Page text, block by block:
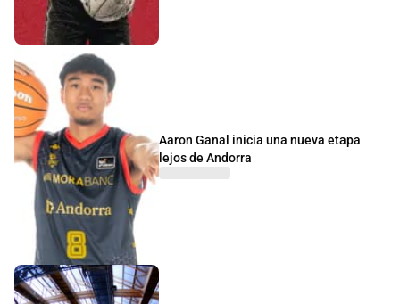
Aaron Ganal inicia una nueva etapa
lejos de Andorra